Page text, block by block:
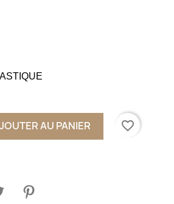
AU PANIER favorite_border